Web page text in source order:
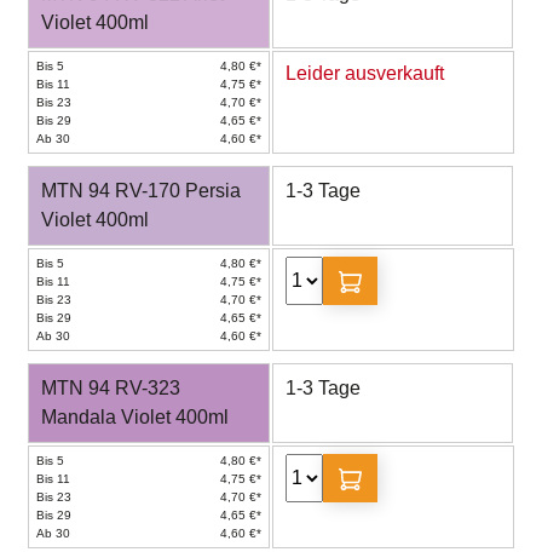
Violet 400ml
Bis 5
4,80 €*
Bis 11
4,75 €*
Bis 23
4,70 €*
Bis 29
4,65 €*
Ab 30
4,60 €*
Leider ausverkauft
MTN 94 RV-170 Persia
Violet 400ml
1-3 Tage
Bis 5
4,80 €*
Bis 11
4,75 €*
Bis 23
4,70 €*
Bis 29
4,65 €*
Ab 30
4,60 €*
MTN 94 RV-323
Mandala Violet 400ml
1-3 Tage
Bis 5
4,80 €*
Bis 11
4,75 €*
Bis 23
4,70 €*
Bis 29
4,65 €*
Ab 30
4,60 €*